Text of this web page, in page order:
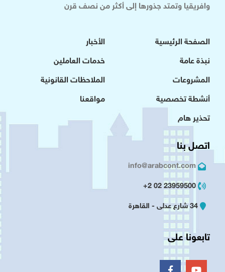
وافريقيا وتمتد جذورها إلى أكثر من نصف قرن
الصفحة الرئيسية
نبذة عامة
المشروعات
أنشطة تخصصية
تحذير هام
الأخبار
خدمات العاملين
الملاحظات القانونية
مواقعنا
اتصل بنا
info@arabcont.com
23959500 02 2+
34 شارع عدلى - القاهرة
تابعونا على